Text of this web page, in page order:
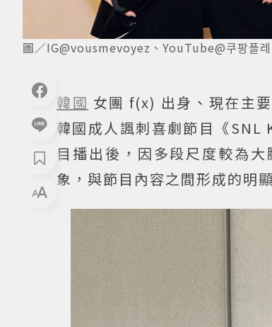
圖／IG@vousmevoyez、YouTube@쿠팡플
韓國 女團 f(x) 出身、現在主
韓國成人諷刺喜劇節目《SNL
目播出後，因多段尺度較為
象，與節目內容之間形成的明